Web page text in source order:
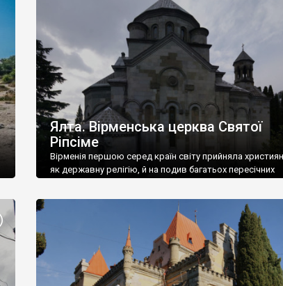
називаються «повстяками» (postaki)…” “Вино. Крим
виробляє відмінне вино і його вдосталь: воно все
легке біле і дуже […]
Ялта. Вірменська церква Святої
Ріпсіме
Вірменія першою серед країн світу прийняла
як державну релігію, й на подив багатьох пересічних